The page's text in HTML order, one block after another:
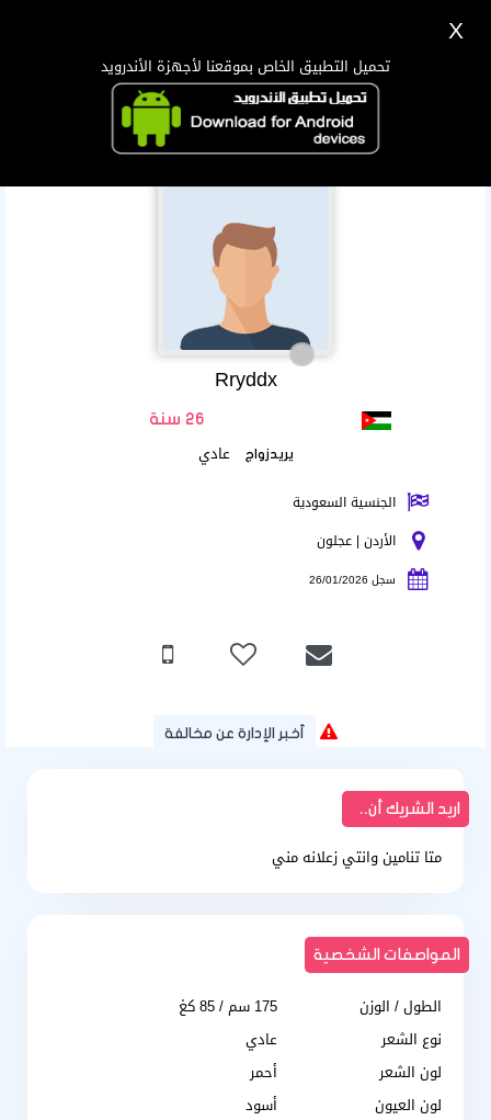
Rryddx
26 سنة
يريدزواج عادي
الجنسية السعودية
الأردن | عجلون
سجل 26/01/2026
أخبر الإدارة عن مخالفة
اريد الشريك أن..
متا تنامين وانتي زعلانه مني
المواصفات الشخصية
الطول / الوزن
175 سم / 85 كغ
نوع الشعر
عادي
لون الشعر
أحمر
لون العيون
أسود
X
تحميل التطبيق الخاص بموقعنا لأجهزة الأندرويد